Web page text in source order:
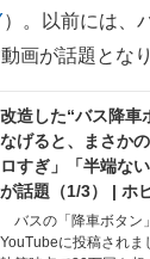
）。以前には、
画が話題とな
改造した“バス降車
なげると、まさ
ロすぎ」「半端な
が話題（1/3） | ホ
バスの「降車ボタン
YouTubeに投稿されま